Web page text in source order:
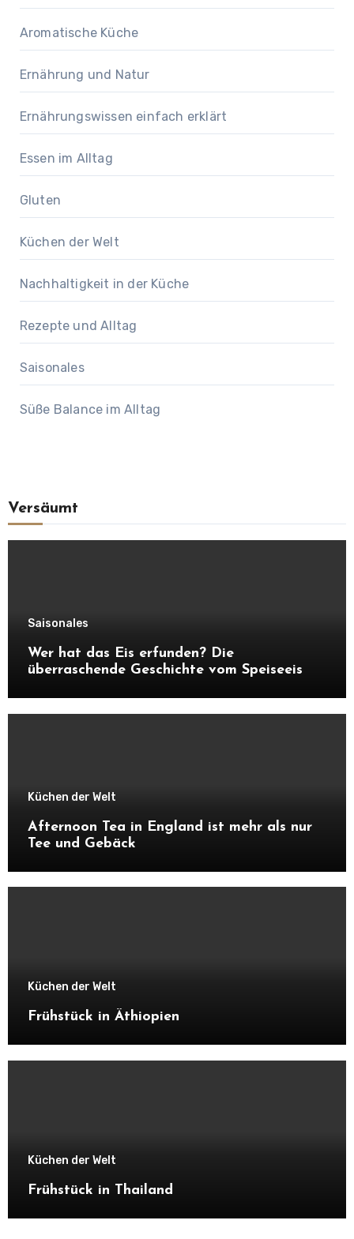
Aromatische Küche
Ernährung und Natur
Ernährungswissen einfach erklärt
Essen im Alltag
Gluten
Küchen der Welt
Nachhaltigkeit in der Küche
Rezepte und Alltag
Saisonales
Süße Balance im Alltag
Versäumt
Saisonales
Wer hat das Eis erfunden? Die
überraschende Geschichte vom Speiseeis
Küchen der Welt
Afternoon Tea in England ist mehr als nur
Tee und Gebäck
Küchen der Welt
Frühstück in Äthiopien
Küchen der Welt
Frühstück in Thailand